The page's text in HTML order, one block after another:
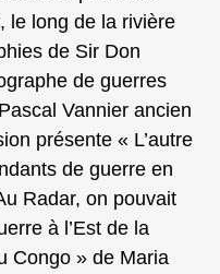
le long de la rivière
de Sir Don
de guerres
Vannier ancien
présente « L’autre
de guerre en
Radar, on pouvait
à l’Est de la
Congo » de Maria